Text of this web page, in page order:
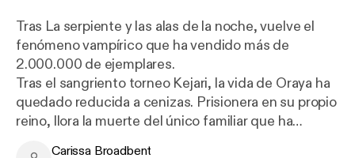
Tras La serpiente y las alas de la noche, vuelve el
fenómeno vampírico que ha vendido más de
2.000.000 de ejemplares.
Tras el sangriento torneo Kejari, la vida de Oraya ha
quedado reducida a cenizas. Prisionera en su propio
reino, llora la muerte del único familiar que ha
Carissa Broadbent